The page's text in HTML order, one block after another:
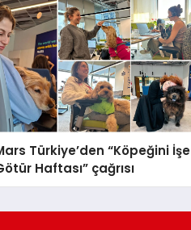
Türkiye’den “Köpeğini İşe
Haftası” çağrısı